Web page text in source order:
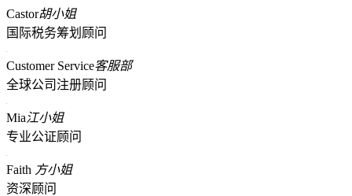
Castor胡小姐
国际税务筹划顾问
Customer Service客服部
全球公司注册顾问
Mia江小姐
专业公证顾问
Faith 方小姐
资深顾问